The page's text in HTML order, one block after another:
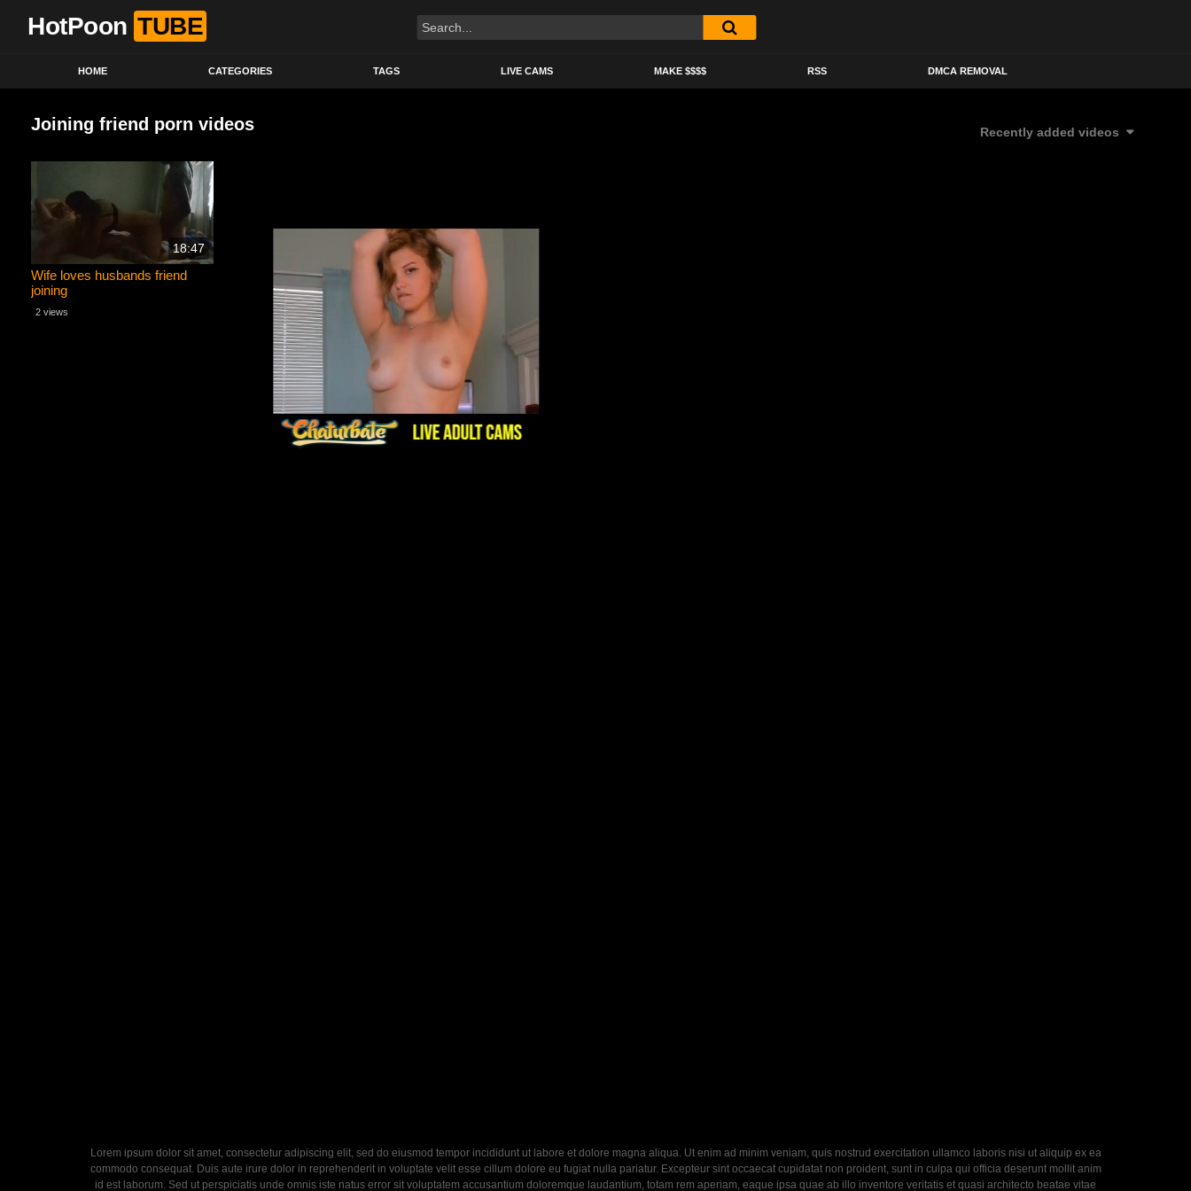
HotPoon TUBE
HOME CATEGORIES TAGS LIVE CAMS MAKE $$$$ RSS DMCA REMOVAL
Joining friend porn videos Recently added videos
18:47
Wife loves husbands friend
joining
2 views
Lorem ipsum dolor sit amet, consectetur adipiscing elit, sed do eiusmod tempor incididunt ut labore et dolore magna aliqua. Ut enim ad minim veniam, quis nostrud exercitation ullamco laboris nisi ut aliquip ex ea
commodo consequat. Duis aute irure dolor in reprehenderit in voluptate velit esse cillum dolore eu fugiat nulla pariatur. Excepteur sint occaecat cupidatat non proident, sunt in culpa qui officia deserunt mollit anim
id est laborum. Sed ut perspiciatis unde omnis iste natus error sit voluptatem accusantium doloremque laudantium, totam rem aperiam, eaque ipsa quae ab illo inventore veritatis et quasi architecto beatae vitae